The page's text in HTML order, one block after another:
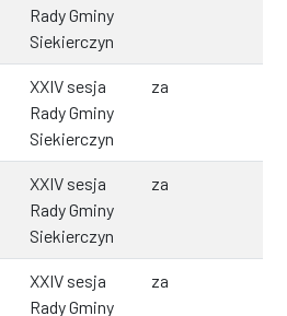
Rady Gminy
Siekierczyn
XXIV sesja
Rady Gminy
Siekierczyn
za
XXIV sesja
Rady Gminy
Siekierczyn
za
XXIV sesja
Rady Gminy
za